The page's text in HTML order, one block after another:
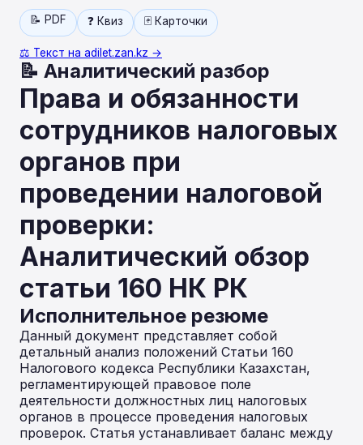
📝 PDF ❓ Квиз 🃏 Карточки
⚖️ Текст на adilet.zan.kz →
📝 Аналитический разбор
Права и обязанности
сотрудников налоговых
органов при
проведении налоговой
проверки:
Аналитический обзор
статьи 160 НК РК
Исполнительное резюме
Данный документ представляет собой
детальный анализ положений Статьи 160
Налогового кодекса Республики Казахстан,
регламентирующей правовое поле
деятельности должностных лиц налоговых
органов в процессе проведения налоговых
проверок. Статья устанавливает баланс между